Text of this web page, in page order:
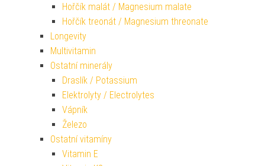
Hořčík malát / Magnesium malate
Hořčík treonát / Magnesium threonate
Longevity
Multivitamin
Ostatní minerály
Draslík / Potassium
Elektrolyty / Electrolytes
Vápník
Železo
Ostatní vitamíny
Vitamin E